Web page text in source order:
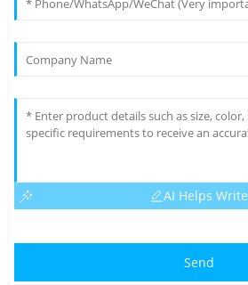
AI Helps Write
Send